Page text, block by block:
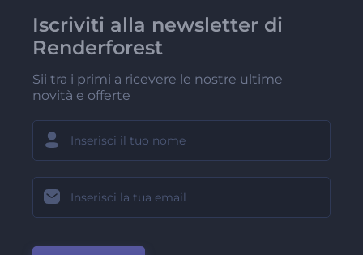
Iscriviti alla newsletter di
Renderforest
Sii tra i primi a ricevere le nostre ultime
novità e offerte